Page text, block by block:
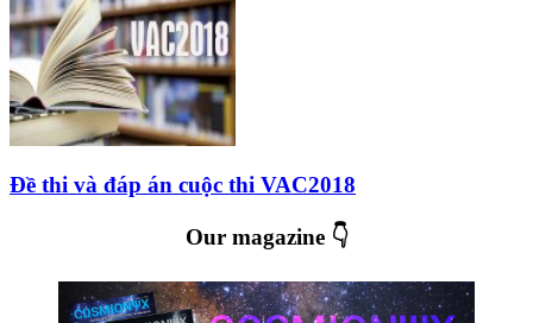
Đề thi và đáp án cuộc thi VAC2018
Our magazine 👇